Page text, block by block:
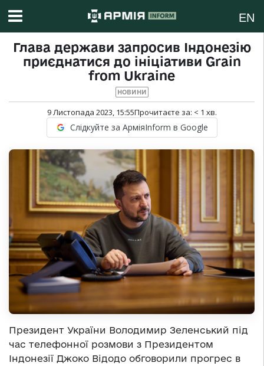
EN
Глава держави запросив Індонезію
приєднатися до ініціативи Grain
from Ukraine
НОВИНИ
9 Листопада 2023, 15:55Прочитаєте за: < 1 хв.
Слідкуйте за АрміяInform в Google
Президент України Володимир Зеленський під
час телефонної розмови з Президентом
Індонезії Джоко Відодо обговорили прогрес в